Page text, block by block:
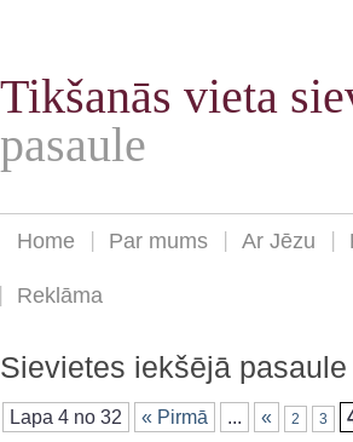
Tikšanās vieta
pasaule
Home Par mums Ar Jēzu
Reklāma
Sievietes iekšējā pasaule
Lapa 4 no 32 « Pirmā ... « 2 3